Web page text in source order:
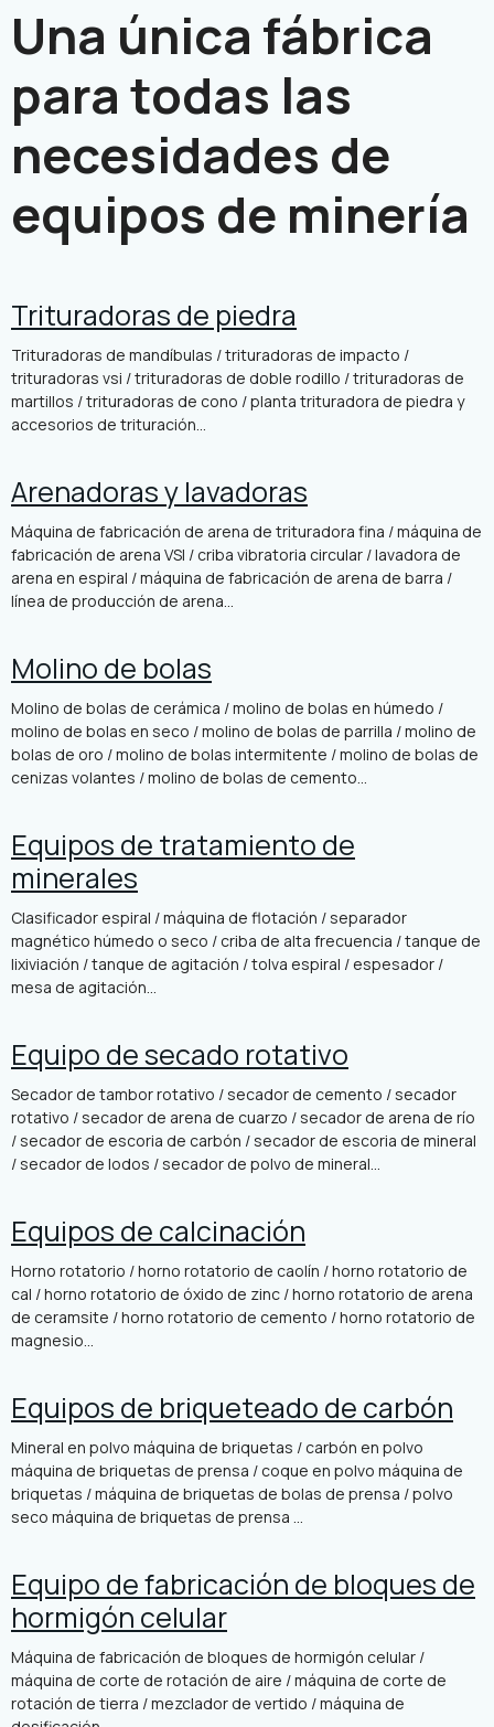
Una única fábrica
para todas las
necesidades de
equipos de minería
Trituradoras de piedra
Trituradoras de mandíbulas / trituradoras de impacto /
trituradoras vsi / trituradoras de doble rodillo / trituradoras de
martillos / trituradoras de cono / planta trituradora de piedra y
accesorios de trituración...
Arenadoras y lavadoras
Máquina de fabricación de arena de trituradora fina / máquina de
fabricación de arena VSI / criba vibratoria circular / lavadora de
arena en espiral / máquina de fabricación de arena de barra /
línea de producción de arena...
Molino de bolas
Molino de bolas de cerámica / molino de bolas en húmedo /
molino de bolas en seco / molino de bolas de parrilla / molino de
bolas de oro / molino de bolas intermitente / molino de bolas de
cenizas volantes / molino de bolas de cemento...
Equipos de tratamiento de
minerales
Clasificador espiral / máquina de flotación / separador
magnético húmedo o seco / criba de alta frecuencia / tanque de
lixiviación / tanque de agitación / tolva espiral / espesador /
mesa de agitación...
Equipo de secado rotativo
Secador de tambor rotativo / secador de cemento / secador
rotativo / secador de arena de cuarzo / secador de arena de río
/ secador de escoria de carbón / secador de escoria de mineral
/ secador de lodos / secador de polvo de mineral...
Equipos de calcinación
Horno rotatorio / horno rotatorio de caolín / horno rotatorio de
cal / horno rotatorio de óxido de zinc / horno rotatorio de arena
de ceramsite / horno rotatorio de cemento / horno rotatorio de
magnesio...
Equipos de briqueteado de carbón
Mineral en polvo máquina de briquetas / carbón en polvo
máquina de briquetas de prensa / coque en polvo máquina de
briquetas / máquina de briquetas de bolas de prensa / polvo
seco máquina de briquetas de prensa ...
Equipo de fabricación de bloques de
hormigón celular
Máquina de fabricación de bloques de hormigón celular /
máquina de corte de rotación de aire / máquina de corte de
rotación de tierra / mezclador de vertido / máquina de